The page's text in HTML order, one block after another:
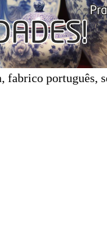
fabrico português,